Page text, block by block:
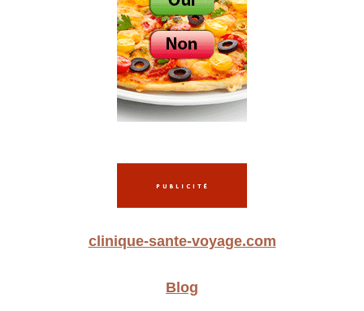
clinique-sante-voyage.com
Blog